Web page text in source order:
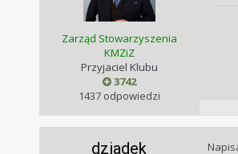
Zarząd Stowarzyszenia
KMZiZ
Przyjaciel Klubu
3742
1437 odpowiedzi
dziadek